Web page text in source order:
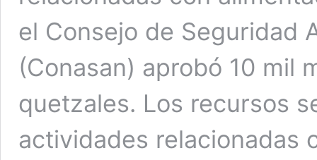
el Consejo de Seguridad
(Conasan) aprobó 10 mil
quetzales. Los recursos
actividades relacionadas